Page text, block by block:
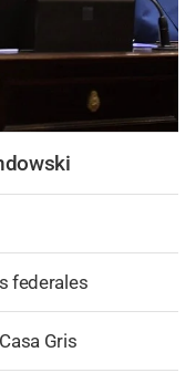
federales
Gris